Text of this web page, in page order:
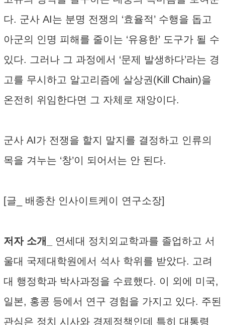
다. 군사 AI는 분명 전쟁의 ‘효율적’ 수행을 돕고
아군의 인명 피해를 줄이는 ‘유용한’ 도구가 될 수
있다. 그러나 그 과정에서 ‘문제 발생하다’라는 경
고를 무시하고 알고리즘에 살상권(Kill Chain)을
온전히 위임한다면 그 자체로 재앙이다.
군사 AI가 전쟁을 할지 말지를 결정하고 인류의
목을 겨누는 ‘창’이 되어서는 안 된다.
[글_ 배종찬 인사이트케이 연구소장]
저자 소개_
연세대 정치외교학과를 졸업하고 서
울대 국제대학원에서 석사 학위를 받았다. 고려
대 행정학과 박사과정을 수료했다. 이 외에 미국,
일본, 홍콩 등에서 연구 경험을 가지고 있다. 주된
관심은 정치 시사와 경제정책인데 특히 대통령